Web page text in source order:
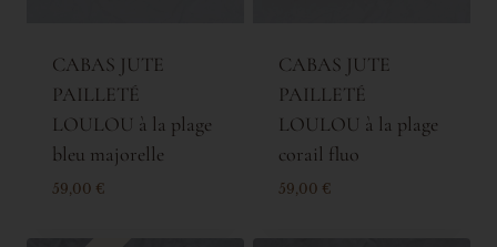
CABAS JUTE
PAILLETÉ
LOULOU à la plage
bleu majorelle
59,00 €
CABAS JUTE
PAILLETÉ
LOULOU à la plage
corail fluo
59,00 €